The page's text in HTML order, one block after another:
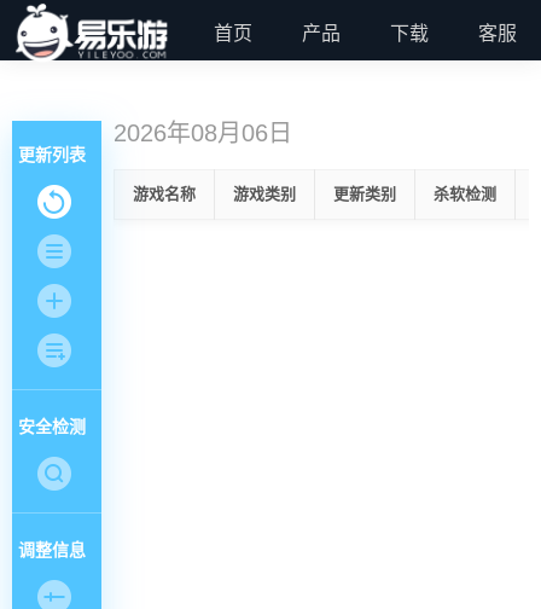
首页 产品 下载 客服
更新列表
安全检测
调整信息
2026年08月06日
游戏名称 游戏类别 更新类别 杀软检测